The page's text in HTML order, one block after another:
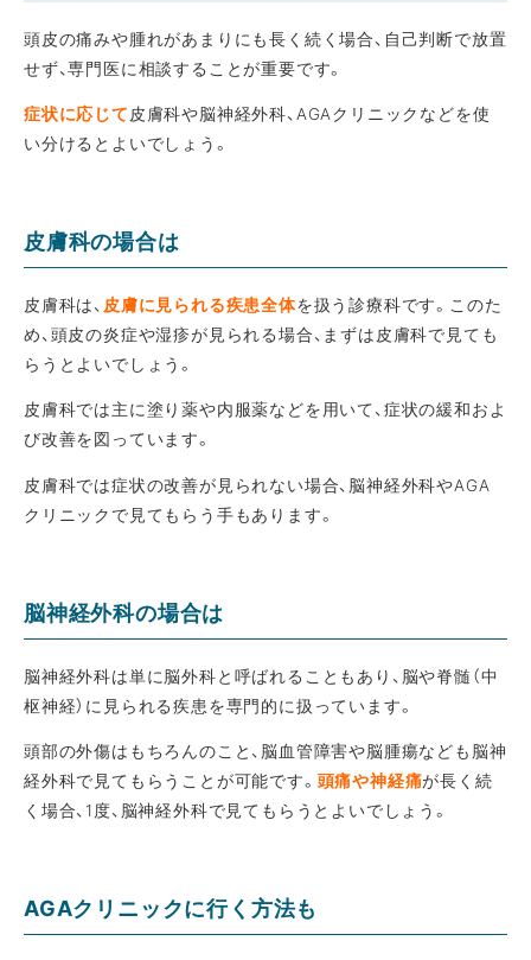
頭皮の痛みや腫れがあまりにも長く続く場合、自己判断で放置
せず、専門医に相談することが重要です。
症状に応じて皮膚科や脳神経外科、AGAクリニックなどを使
い分けるとよいでしょう。
皮膚科の場合は
皮膚科は、 皮膚に見られる疾患全体を扱う診療科です。このた
め、頭皮の炎症や湿疹が見られる場合、まずは皮膚科で見ても
らうとよいでしょう。
皮膚科では主に塗り薬や内服薬などを用いて、症状の緩和およ
び改善を図っています。
皮膚科では症状の改善が見られない場合、脳神経外科やAGA
クリニックで見てもらう手もあります。
脳神経外科の場合は
脳神経外科は単に脳外科と呼ばれることもあり、脳や脊髄（中
枢神経）に見られる疾患を専門的に扱っています。
頭部の外傷はもちろんのこと、脳血管障害や脳腫瘍なども脳神
経外科で見てもらうことが可能です。 頭痛や神経痛が長く続
く場合、1度、脳神経外科で見てもらうとよいでしょう。
AGAクリニックに行く方法も